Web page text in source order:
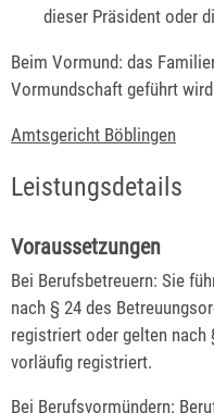
dieser Präsident oder
Beim Vormund: das
Vormundschaft geführt
Amtsgericht Böblingen
Leistungsdetails
Voraussetzungen
Bei Berufsbetreuern: Sie
nach § 24 des
registriert oder gelten nach
vorläufig registriert.
Bei Berufsvormündern: